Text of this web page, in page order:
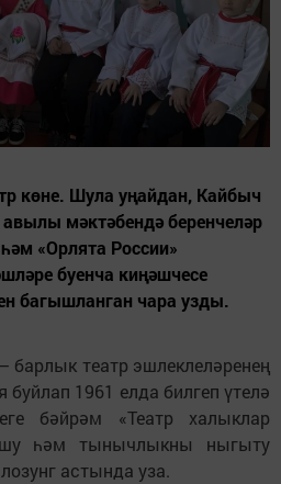
көне. Шула уңайдан, Кайбыч
мәктәбендә беренчеләр
«Орлята России»
буенча киңәшчесе
багышланган чара узды.
барлык театр эшлеклеләренең
1961 елда билгеп үтелә
бәйрәм «Театр халыклар
һәм тынычлыкны ныгыту
астында уза.